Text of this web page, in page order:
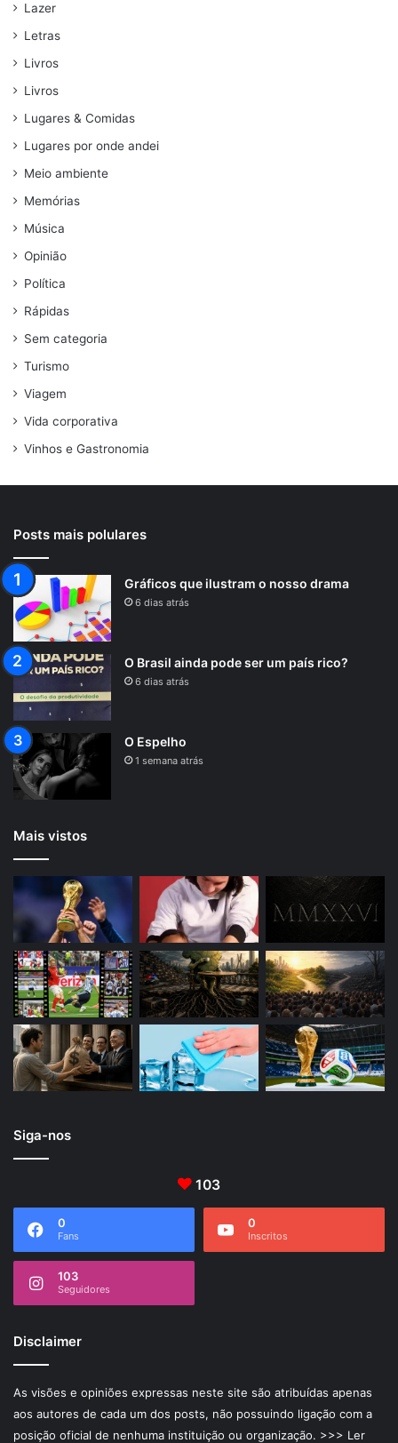
Lazer
Letras
Livros
Livros
Lugares & Comidas
Lugares por onde andei
Meio ambiente
Memórias
Música
Opinião
Política
Rápidas
Sem categoria
Turismo
Viagem
Vida corporativa
Vinhos e Gastronomia
Posts mais polulares
Gráficos que ilustram o nosso drama
6 dias atrás
O Brasil ainda pode ser um país rico?
6 dias atrás
O Espelho
1 semana atrás
Mais vistos
Siga-nos
103
0
Fans
0
Inscritos
103
Seguidores
Disclaimer
As visões e opiniões expressas neste site são atribuídas apenas
aos autores de cada um dos posts, não possuindo ligação com a
posição oficial de nenhuma instituição ou organização. >>> Ler